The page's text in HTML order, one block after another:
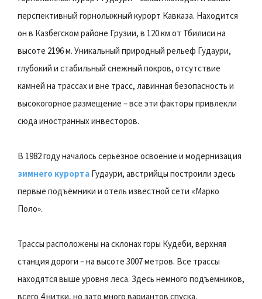
перспективный горнолыжный курорт Кавказа. Находится
он в Казбегском районе Грузии, в 120 км от Тбилиси на
высоте 2196 м. Уникальный природный рельеф Гудаури,
глубокий и стабильный снежный покров, отсутствие
камней на трассах и вне трасс, лавинная безопасность и
высокогорное размещение – все эти факторы привлекли
сюда иностранных инвесторов.
В 1982 году началось серьёзное освоение и модернизация
зимнего курорта Гудаури, австрийцы построили здесь
первые подъёмники и отель известной сети «Марко
Поло».
Трассы расположены на склонах горы Кудеби, верхняя
станция дороги – на высоте 3007 метров. Все трассы
находятся выше уровня леса. Здесь немного подъемников,
всего 4 нитки, но зато много вариантов спуска.